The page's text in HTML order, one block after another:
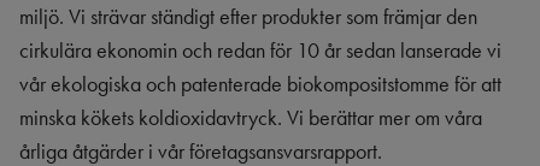
miljö. Vi strävar ständigt efter produkter som främjar den
cirkulära ekonomin och redan för 10 år sedan lanserade vi
vår ekologiska och patenterade biokompositstomme för att
minska kökets koldioxidavtryck. Vi berättar mer om våra
årliga åtgärder i vår företagsansvarsrapport.